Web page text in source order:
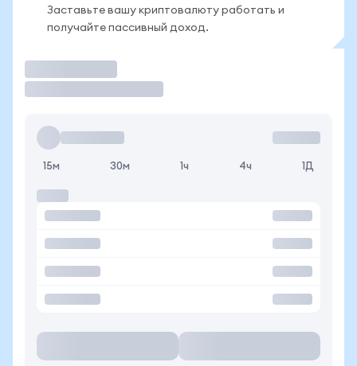
Заставьте вашу криптовалюту работать и
получайте пассивный доход.
15м 30м 1ч 4ч 1Д